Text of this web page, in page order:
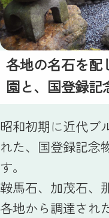
各地の名石を配
園と、国登録記
昭和初期に近代ブ
れた、国登録記念
す。
鞍馬石、加茂石、
各地から調達され